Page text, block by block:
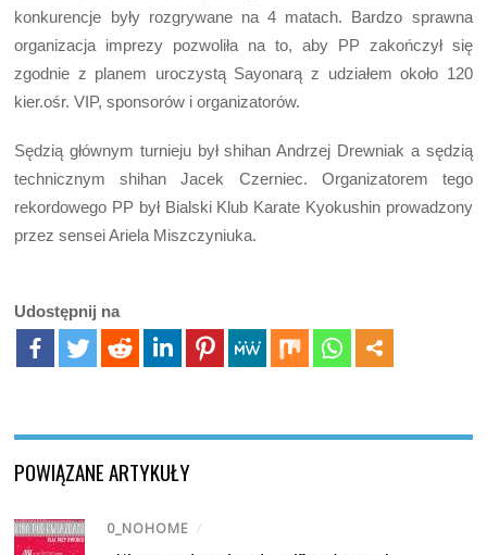
konkurencje były rozgrywane na 4 matach. Bardzo sprawna
organizacja imprezy pozwoliła na to, aby PP zakończył się
zgodnie z planem uroczystą Sayonarą z udziałem około 120
kier.ośr. VIP, sponsorów i organizatorów.
Sędzią głównym turnieju był shihan Andrzej Drewniak a sędzią
technicznym shihan Jacek Czerniec. Organizatorem tego
rekordowego PP był Bialski Klub Karate Kyokushin prowadzony
przez sensei Ariela Miszczyniuka.
Udostępnij na
POWIĄZANE ARTYKUŁY
0_NOHOME /